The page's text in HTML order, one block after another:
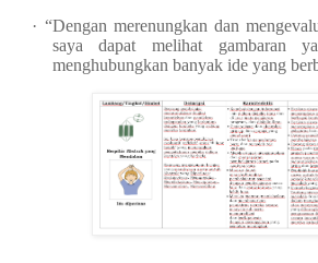
· “Dengan merenungkan dan
saya dapat melihat gambaran
menghubungkan banyak ide yang